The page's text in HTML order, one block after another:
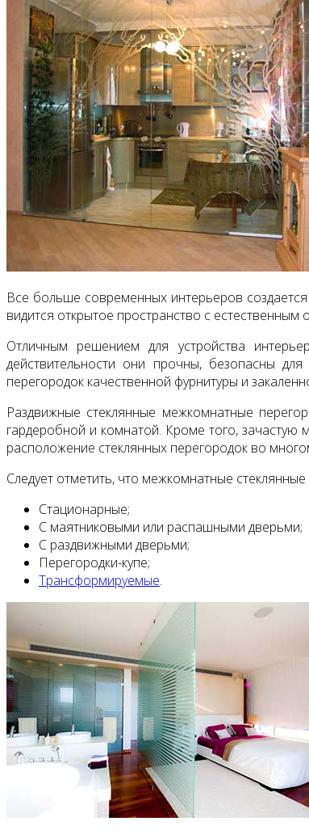
Все больше современных интерьеров
видится открытое пространство с естественным
Отличным решением для устройства
действительности они прочны, безопасны
перегородок качественной фурнитуры и
Раздвижные стеклянные межкомнатные
гардеробной и комнатой. Кроме того,
расположение стеклянных перегородок во
Следует отметить, что межкомнатные
Стационарные;
С маятниковыми или распашными дверьми;
С раздвижными дверьми;
Перегородки-купе;
Трансформируемые.